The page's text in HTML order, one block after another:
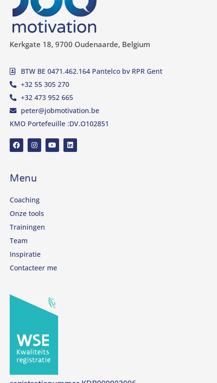
Kerkgate 18, 9700 Oudenaarde, Belgium
BTW BE 0471.462.164 Pantelco bv RPR Gent
+32 55 305 270
+32 473 952 665
peter@jobmotivation.be
KMO Portefeuille :DV.O102851
Menu
Coaching
Onze tools
Trainingen
Team
Inspiratie
Contacteer me